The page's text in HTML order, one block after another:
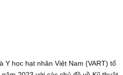
Y học hạt nhân Việt Nam (VART) tổ